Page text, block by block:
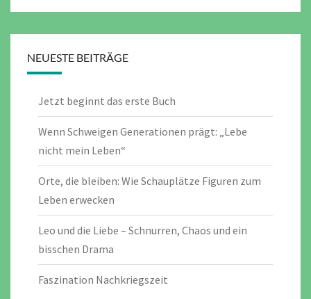
NEUESTE BEITRÄGE
Jetzt beginnt das erste Buch
Wenn Schweigen Generationen prägt: „Lebe
nicht mein Leben“
Orte, die bleiben: Wie Schauplätze Figuren zum
Leben erwecken
Leo und die Liebe – Schnurren, Chaos und ein
bisschen Drama
Faszination Nachkriegszeit